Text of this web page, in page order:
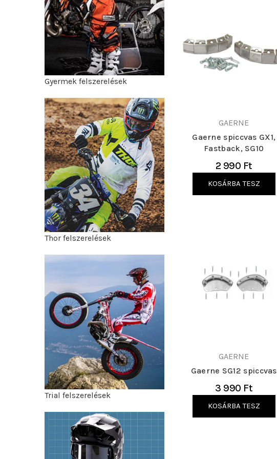
Gyermek felszerelések
Thor felszerelések
Trial felszerelések
GAERNE
Gaerne spiccvas GX1,
Fastback, SG10
2 990 Ft
KOSÁRBA TESZ
GAERNE
Gaerne SG12 spiccvas
3 990 Ft
KOSÁRBA TESZ